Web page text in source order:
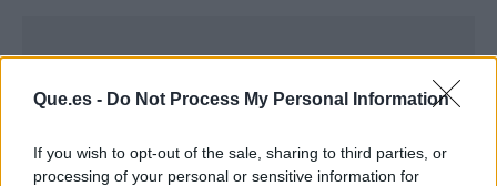
Que.es - Do Not Process My Personal Information
If you wish to opt-out of the sale, sharing to third parties, or
processing of your personal or sensitive information for